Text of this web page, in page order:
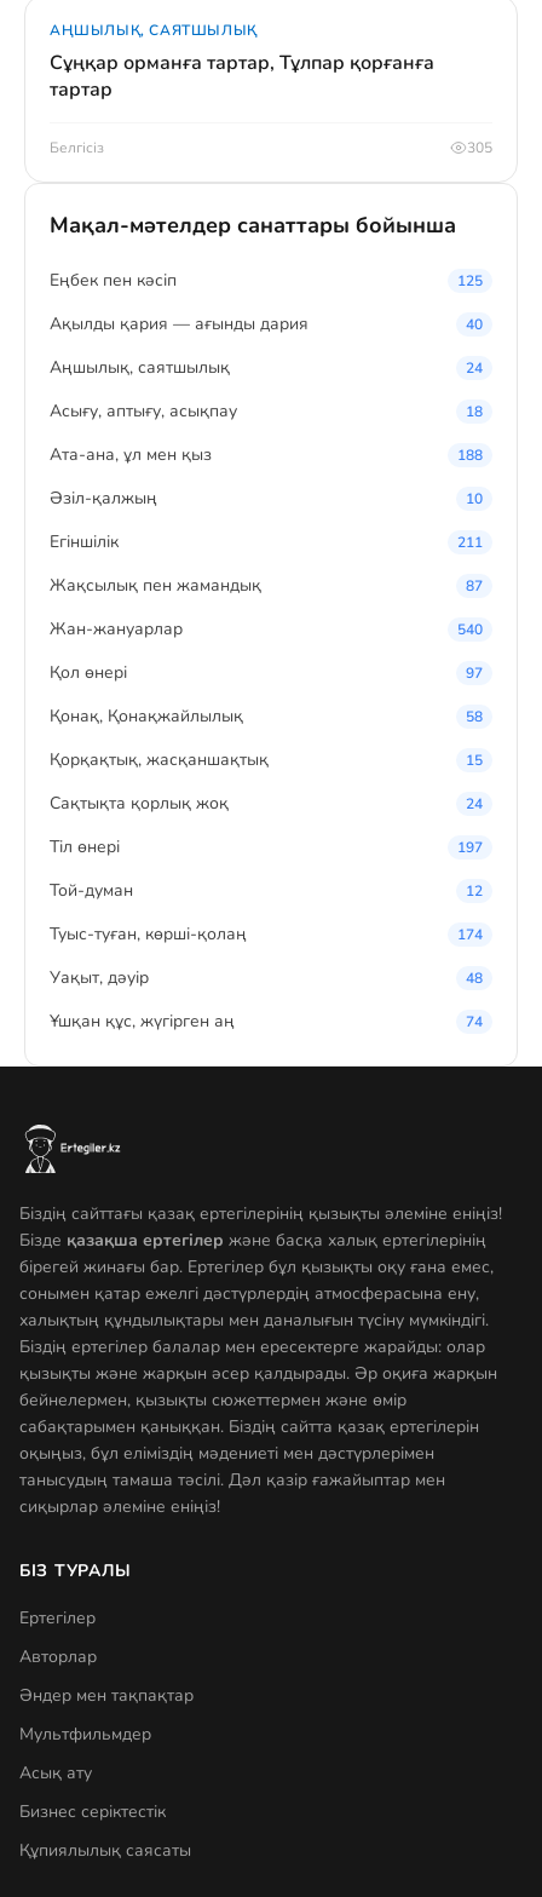
АҢШЫЛЫҚ, САЯТШЫЛЫҚ
Сұңқар орманға тартар, Тұлпар қорғанға
тартар
Белгісіз 305
Мақал-мәтелдер санаттары бойынша
Eңбек пен кәсіп 125
Ақылды қария — ағынды дария 40
Аңшылық, саятшылық 24
Асығу, аптығу, асықпау 18
Ата-ана, ұл мен қыз 188
Әзіл-қалжың 10
Егіншілік 211
Жақсылық пен жамандық 87
Жан-жануарлар 540
Қол өнері 97
Қонақ, Қонақжайлылық 58
Қорқақтық, жасқаншақтық 15
Сақтықта қорлық жоқ 24
Тіл өнері 197
Той-думан 12
Туыс-туған, көрші-қолаң 174
Уақыт, дәуір 48
Ұшқан құс, жүгірген аң 74
Біздің сайттағы қазақ ертегілерінің қызықты әлеміне еніңіз!
Бізде қазақша ертегілер және басқа халық ертегілерінің
бірегей жинағы бар. Ертегілер бұл қызықты оқу ғана емес,
сонымен қатар ежелгі дәстүрлердің атмосферасына ену,
халықтың құндылықтары мен даналығын түсіну мүмкіндігі.
Біздің ертегілер балалар мен ересектерге жарайды: олар
қызықты және жарқын әсер қалдырады. Әр оқиға жарқын
бейнелермен, қызықты сюжеттермен және өмір
сабақтарымен қаныққан. Біздің сайтта қазақ ертегілерін
оқыңыз, бұл еліміздің мәдениеті мен дәстүрлерімен
танысудың тамаша тәсілі. Дәл қазір ғажайыптар мен
сиқырлар әлеміне еніңіз!
БІЗ ТУРАЛЫ
Ертегілер
Авторлар
Әндер мен тақпақтар
Мультфильмдер
Асық ату
Бизнес серіктестік
Құпиялылық саясаты